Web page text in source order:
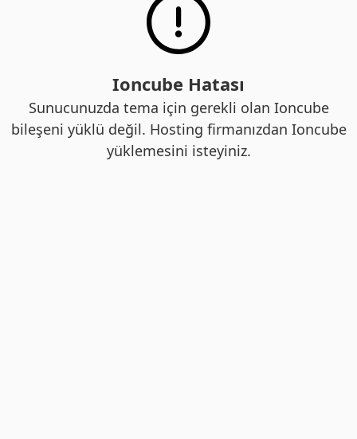
Ioncube Hatası
Sunucunuzda tema için gerekli olan Ioncube
bileşeni yüklü değil. Hosting firmanızdan Ioncube
yüklemesini isteyiniz.